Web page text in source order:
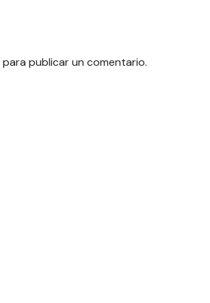
para publicar un comentario.